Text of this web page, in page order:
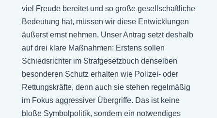
viel Freude bereitet und so große gesellschaftliche
Bedeutung hat, müssen wir diese Entwicklungen
äußerst ernst nehmen. Unser Antrag setzt deshalb
auf drei klare Maßnahmen: Erstens sollen
Schiedsrichter im Strafgesetzbuch denselben
besonderen Schutz erhalten wie Polizei- oder
Rettungskräfte, denn auch sie stehen regelmäßig
im Fokus aggressiver Übergriffe. Das ist keine
bloße Symbolpolitik, sondern ein notwendiges